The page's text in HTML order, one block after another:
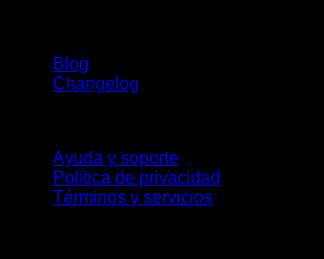
Blog
Changelog
Ayuda y soporte
Política de privacidad
Términos y servicios